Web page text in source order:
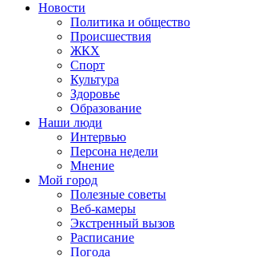
Новости
Политика и общество
Происшествия
ЖКХ
Спорт
Культура
Здоровье
Образование
Наши люди
Интервью
Персона недели
Мнение
Мой город
Полезные советы
Веб-камеры
Экстренный вызов
Расписание
Погода